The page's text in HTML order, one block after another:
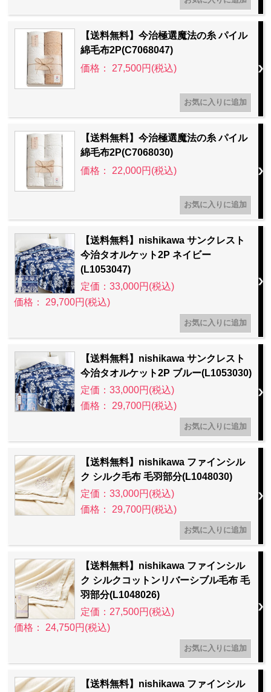
【送料無料】今治極選魔法の糸 パイル
綿毛布2P(C7068047)
価格： 27,500円(税込)
【送料無料】今治極選魔法の糸 パイル
綿毛布2P(C7068030)
価格： 22,000円(税込)
【送料無料】nishikawa サンクレスト
今治タオルケット2P ネイビー
(L1053047)
定価：33,000円(税込)
価格： 29,700円(税込)
【送料無料】nishikawa サンクレスト
今治タオルケット2P ブルー(L1053030)
定価：33,000円(税込)
価格： 29,700円(税込)
【送料無料】nishikawa ファインシル
ク シルク毛布 毛羽部分(L1048030)
定価：33,000円(税込)
価格： 29,700円(税込)
【送料無料】nishikawa ファインシル
ク シルクコットンリバーシブル毛布 毛
羽部分(L1048026)
定価：27,500円(税込)
価格： 24,750円(税込)
【送料無料】nishikawa ファインシル